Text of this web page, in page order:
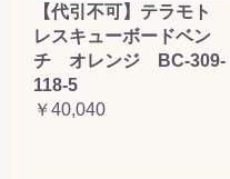
【代引不可】テラモト
レスキューボードベン
チ オレンジ BC-309-
118-5
￥40,040